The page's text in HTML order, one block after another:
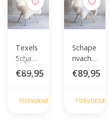
Texels
Schape
nvacht
- Wit -
€89,95
TOEVOEGEN
Schape
nvacht
IJslands
- Wit -
Groot
€89,95
TOEVOEGEN